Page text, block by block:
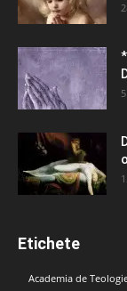
Etichete
Academia de